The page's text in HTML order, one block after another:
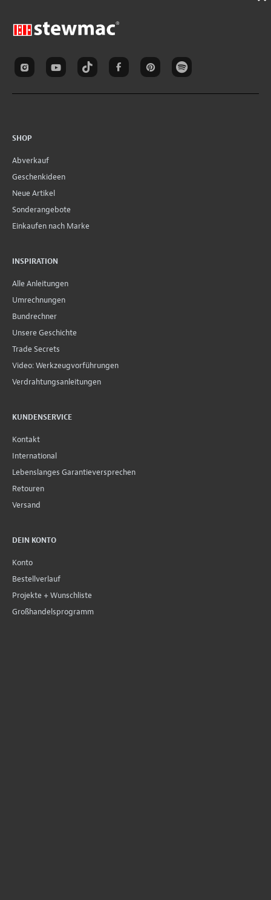
SHOP
Abverkauf
Geschenkideen
Neue Artikel
Sonderangebote
Einkaufen nach Marke
INSPIRATION
Alle Anleitungen
Umrechnungen
Bundrechner
Unsere Geschichte
Trade Secrets
Video: Werkzeugvorführungen
Verdrahtungsanleitungen
KUNDENSERVICE
Kontakt
International
Lebenslanges Garantieversprechen
Retouren
Versand
DEIN KONTO
Konto
Bestellverlauf
Projekte + Wunschliste
Großhandelsprogramm